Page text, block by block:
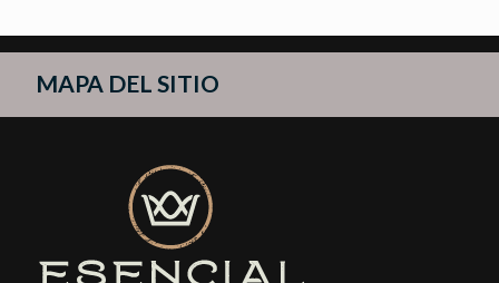
MAPA DEL SITIO